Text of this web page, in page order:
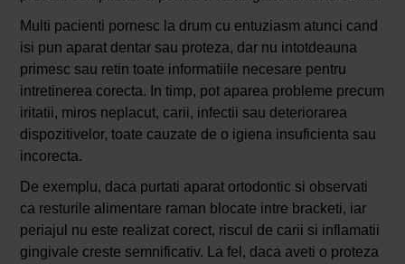
Multi pacienti pornesc la drum cu entuziasm atunci cand
isi pun aparat dentar sau proteza, dar nu intotdeauna
primesc sau retin toate informatiile necesare pentru
intretinerea corecta. In timp, pot aparea probleme precum
iritatii, miros neplacut, carii, infectii sau deteriorarea
dispozitivelor, toate cauzate de o igiena insuficienta sau
incorecta.
De exemplu, daca purtati aparat ortodontic si observati
ca resturile alimentare raman blocate intre bracketi, iar
periajul nu este realizat corect, riscul de carii si inflamatii
gingivale creste semnificativ. La fel, daca aveti o proteza